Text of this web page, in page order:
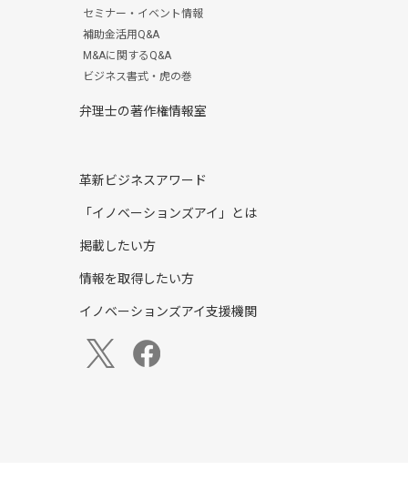
セミナー・イベント情報
補助金活用Q&A
M&Aに関するQ&A
ビジネス書式・虎の巻
弁理士の著作権情報室
革新ビジネスアワード
「イノベーションズアイ」とは
掲載したい方
情報を取得したい方
イノベーションズアイ支援機関